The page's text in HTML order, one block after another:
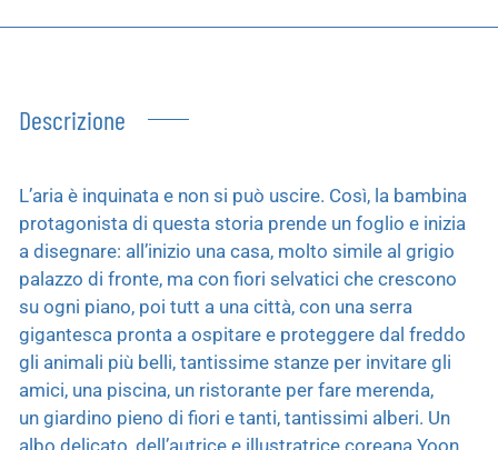
Descrizione
L’aria è inquinata e non si può uscire. Così, la bambina
protagonista di questa storia prende un foglio e inizia
a disegnare: all’inizio una casa, molto simile al grigio
palazzo di fronte, ma con fiori selvatici che crescono
su ogni piano, poi tutt a una città, con una serra
gigantesca pronta a ospitare e proteggere dal freddo
gli animali più belli, tantissime stanze per invitare gli
amici, una piscina, un ristorante per fare merenda,
un giardino pieno di fiori e tanti, tantissimi alberi. Un
albo delicato, dell’autrice e illustratrice coreana Yoon